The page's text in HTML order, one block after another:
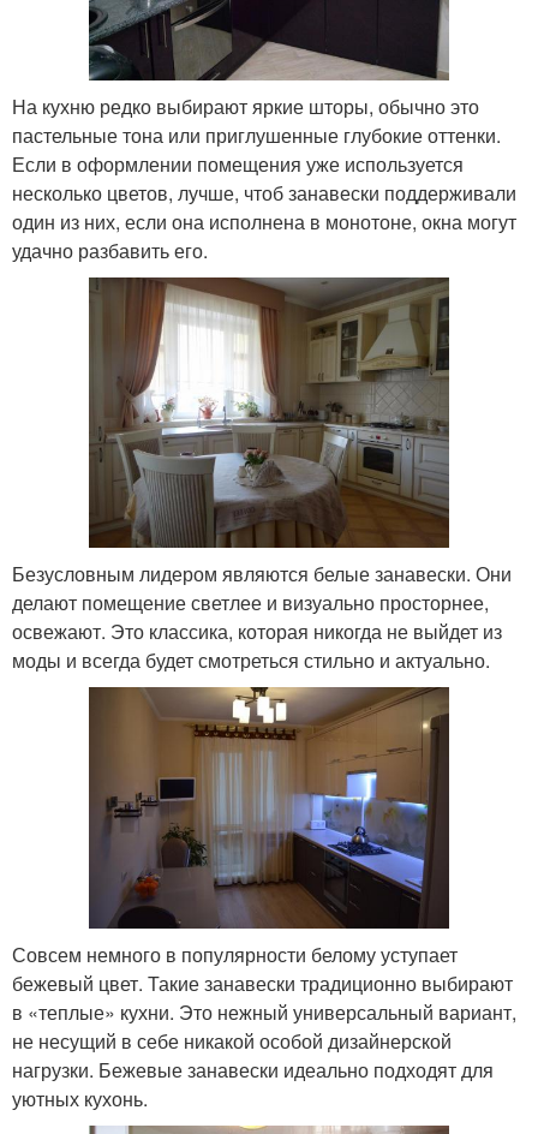
На кухню редко выбирают яркие шторы, обычно это
пастельные тона или приглушенные глубокие оттенки.
Если в оформлении помещения уже используется
несколько цветов, лучше, чтоб занавески поддерживали
один из них, если она исполнена в монотоне, окна могут
удачно разбавить его.
Безусловным лидером являются белые занавески. Они
делают помещение светлее и визуально просторнее,
освежают. Это классика, которая никогда не выйдет из
моды и всегда будет смотреться стильно и актуально.
Совсем немного в популярности белому уступает
бежевый цвет. Такие занавески традиционно выбирают
в «теплые» кухни. Это нежный универсальный вариант,
не несущий в себе никакой особой дизайнерской
нагрузки. Бежевые занавески идеально подходят для
уютных кухонь.